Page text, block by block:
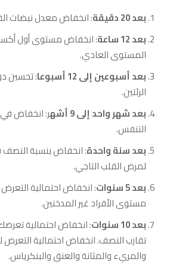
بعد 20 دقيقة
: انخفاض معدل نبضات
بعد 12 ساعة
: انخفاض مستوى أول
المستوى العادي.
بعد أسبوعين إلى 12 أسبوعا
: تحسين
الرئتين.
بعد شهر واحد إلى 9 أشه
ر: انخفاض
التنفس.
بعد سنة واحدة: انخفاض بنسبة النصف
لمرض القلب التاجي.
بعد 5 سنوات
: انخفاض احتمالية
مستوى الأفراد غير المدخنين.
بعد 10 سنوات
: انخفاض احتمالية
تقارب النصف. انخفاض احتمالية التعرض
والمريء والمثانة والعنق والبنكرياس.